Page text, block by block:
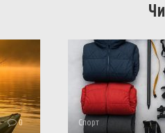
0 Спорт